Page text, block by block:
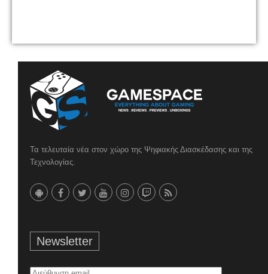
Τα τελευταία νέα στον χώρο της Ψηφιακής Διασκέδασης και της
Τεχνολογίας.
Newsletter